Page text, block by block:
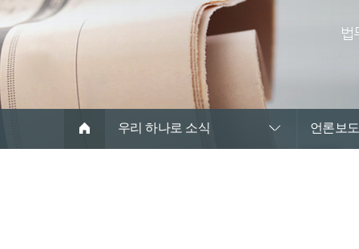
법
우리 하나로 소식 언론보도